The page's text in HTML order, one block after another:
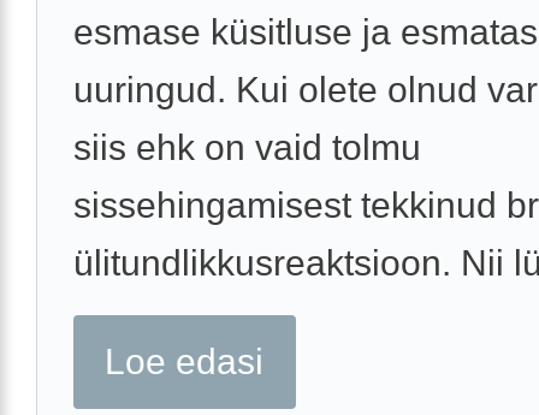
esmase küsitluse ja
uuringud. Kui olete olnud
siis ehk on vaid tolmu
sissehingamisest tekkinud
ülitundlikkusreaktsioon. Nii
Loe edasi